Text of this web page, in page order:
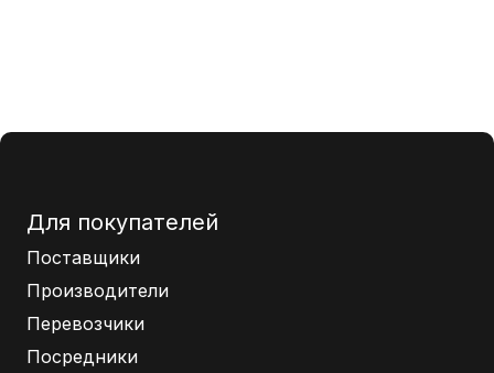
Для покупателей
Поставщики
Производители
Перевозчики
Посредники